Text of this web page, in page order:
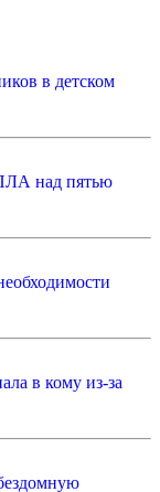
в детском
над пятью
в кому из-за